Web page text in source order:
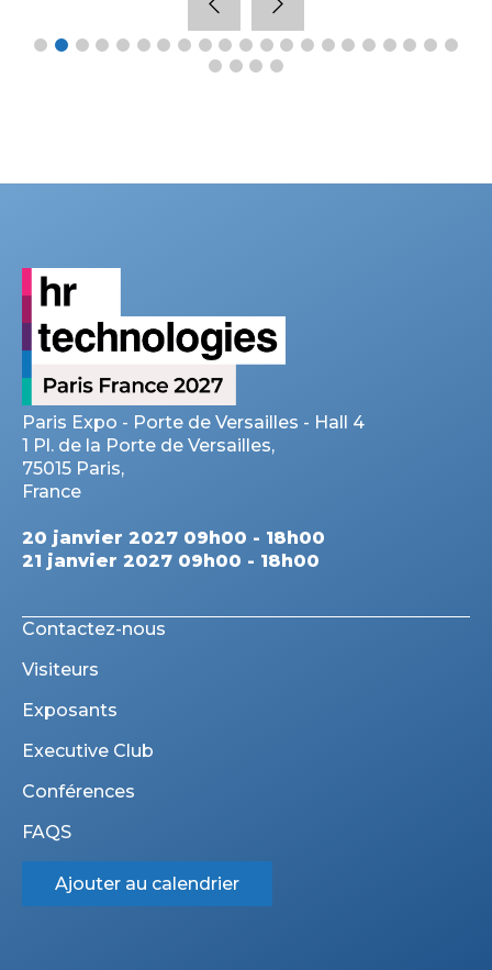
Paris Expo - Porte de Versailles - Hall 4
1 Pl. de la Porte de Versailles,
75015 Paris,
France
20 janvier 2027 09h00 - 18h00
21 janvier 2027 09h00 - 18h00
Contactez-nous
Visiteurs
Exposants
Executive Club
Conférences
FAQS
Ajouter au calendrier